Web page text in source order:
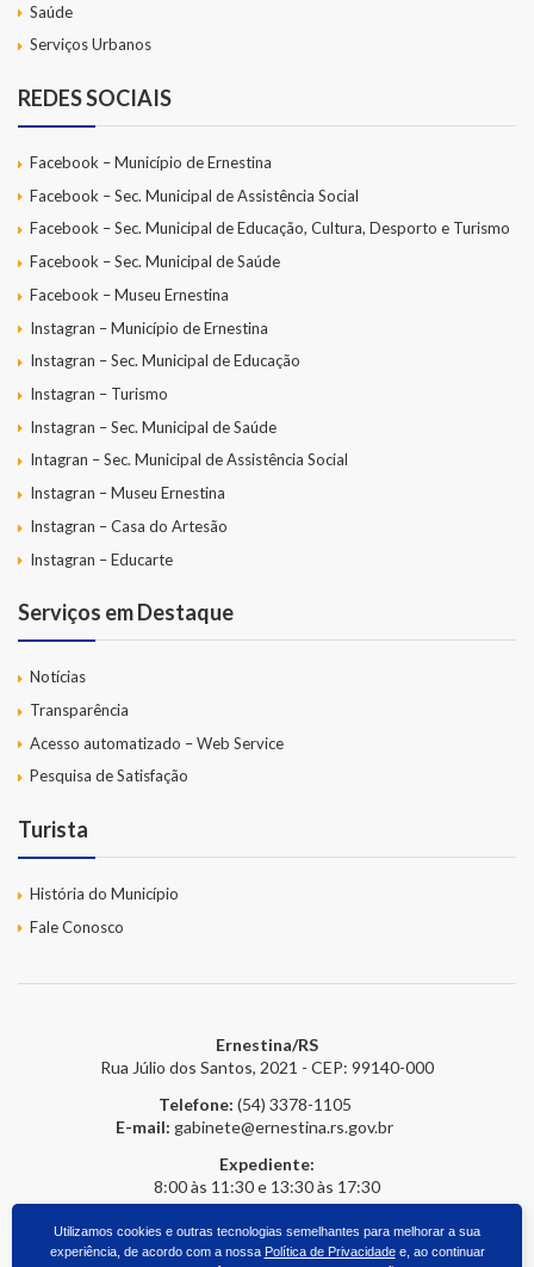
Saúde
Serviços Urbanos
REDES SOCIAIS
Facebook – Município de Ernestina
Facebook – Sec. Municipal de Assistência Social
Facebook – Sec. Municipal de Educação, Cultura, Desporto e Turismo
Facebook – Sec. Municipal de Saúde
Facebook – Museu Ernestina
Instagran – Município de Ernestina
Instagran – Sec. Municipal de Educação
Instagran – Turismo
Instagran – Sec. Municipal de Saúde
Intagran – Sec. Municipal de Assistência Social
Instagran – Museu Ernestina
Instagran – Casa do Artesão
Instagran – Educarte
Serviços em Destaque
Notícias
Transparência
Acesso automatizado – Web Service
Pesquisa de Satisfação
Turista
História do Município
Fale Conosco
Ernestina/RS
Rua Júlio dos Santos, 2021 - CEP: 99140-000
Telefone: (54) 3378-1105
E-mail: gabinete@ernestina.rs.gov.br
Expediente:
8:00 às 11:30 e 13:30 às 17:30
Utilizamos cookies e outras tecnologias semelhantes para melhorar a sua
experiência, de acordo com a nossa Política de Privacidadee, ao continuar